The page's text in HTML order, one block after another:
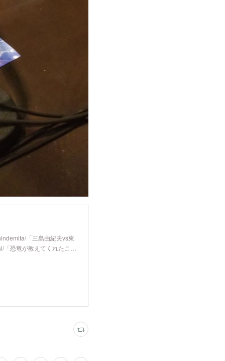
「三島由紀夫vs東
恐竜が教えてくれたこ…